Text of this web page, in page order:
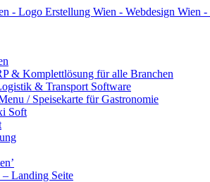
& Komplettlösung für alle Branchen
& Transport Software
/ Speisekarte für Gastronomie
Soft
– Landing Seite